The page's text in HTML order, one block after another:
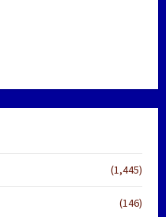
(1,445)
(146)